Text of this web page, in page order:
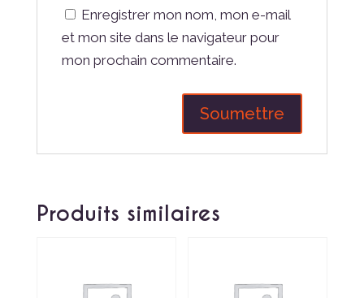
Enregistrer mon nom, mon e-mail
et mon site dans le navigateur pour
mon prochain commentaire.
Produits similaires